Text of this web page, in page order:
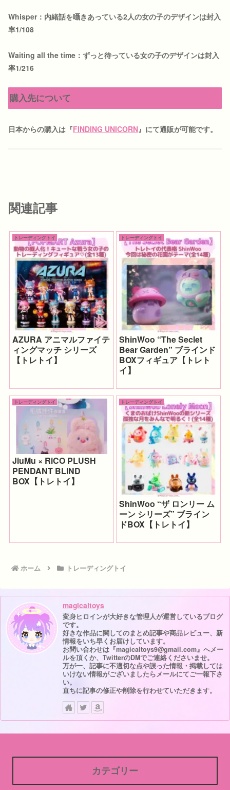
Whisper：内緒話を囁きあっている2人の女の子のデザインは封入
率1/108
Waiting all the time：ずっと待っている女の子のデザインは封入
率1/216
購入先について
日本からの購入は『FINDING UNICORN』にて通販が可能です。
関連記事
トレーディングトイ
AZURA アニマルファイテ
ィングマッチ シリーズ
【トレトイ】
トレーディングトイ
ShinWoo “The Seclet
Bear Garden” ブラインド
BOXフィギュア【トレト
イ】
トレーディングトイ
JiuMu × RiCO PLUSH
PENDANT BLIND
BOX【トレトイ】
トレーディングトイ
ShinWoo “ザ ロンリー ム
ーン シリーズ” ブライン
ドBOX【トレトイ】
ホーム トレーディングトイ
magicaltoys
変身ヒロインが大好きな管理人が運営しているブログ
です。
好きな作品に関してのまとめ記事や商品レビュー、新
情報をいち早くお届けしています。
お問い合わせは『magicaltoys9@gmail.com』へメー
ルを頂くか、TwitterのDMでご連絡くださいませ。
万が一、記事に不適切な点や誤った情報・掲載しては
いけない情報がございましたらメールにてご一報下さ
い。
直ちに記事の修正や削除を行わせていただきます。
カテゴリー